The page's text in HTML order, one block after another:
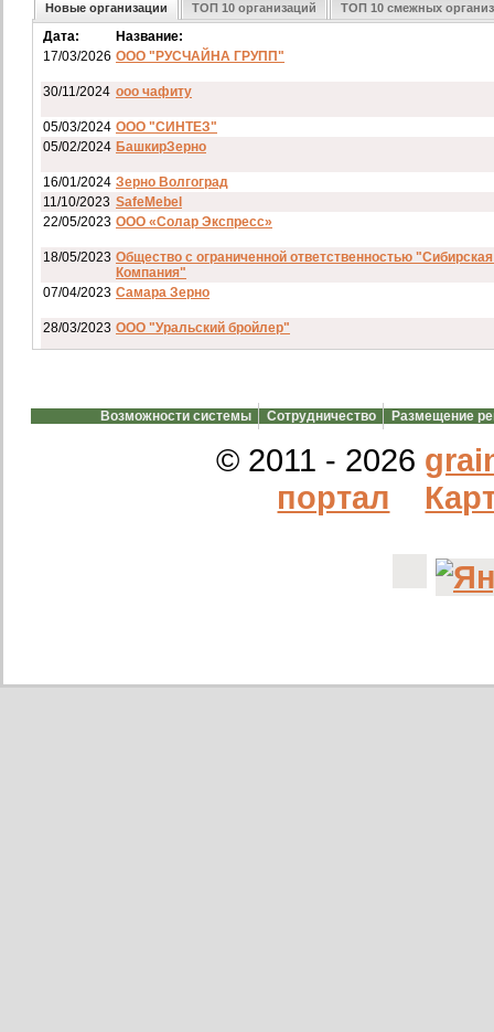
Новые организации ТОП 10 организаций ТОП 10 смежных
Дата:
Название:
17/03/2026 ООО "РУСЧАЙНА ГРУПП"
30/11/2024 ооо чафиту
05/03/2024 ООО "СИНТЕЗ"
05/02/2024 БашкирЗерно
16/01/2024 Зерно Волгоград
11/10/2023 SafeMebel
22/05/2023 ООО «Солар Экспресс»
18/05/2023 Общество с ограниченной ответственностью
Компания"
07/04/2023 Самара Зерно
28/03/2023 ООО "Уральский бройлер"
20/02/2023 GREENKO
Возможности системы Сотрудничество Размещение
© 2011 - 2026
портал